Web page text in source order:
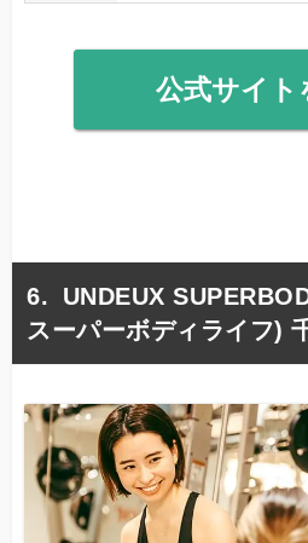
公式サイト
UNDEUX
スーパーボディライフ)